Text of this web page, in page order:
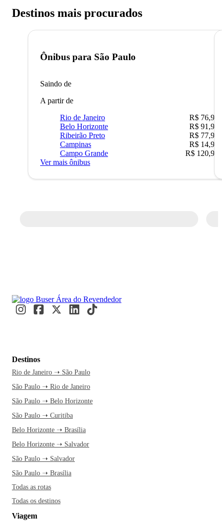
Destinos mais procurados
Ônibus para São Paulo
Saindo de
A partir de
Rio de Janeiro
R$ 76,90
Belo Horizonte
R$ 91,90
Ribeirão Preto
R$ 77,90
Campinas
R$ 14,90
Campo Grande
R$ 120,90
Ver mais ônibus
Destinos
Rio de Janeiro ➝ São Paulo
São Paulo ➝ Rio de Janeiro
São Paulo ➝ Belo Horizonte
São Paulo ➝ Curitiba
Belo Horizonte ➝ Brasília
Belo Horizonte ➝ Salvador
São Paulo ➝ Salvador
São Paulo ➝ Brasília
Todas as rotas
Todas os destinos
Viagem